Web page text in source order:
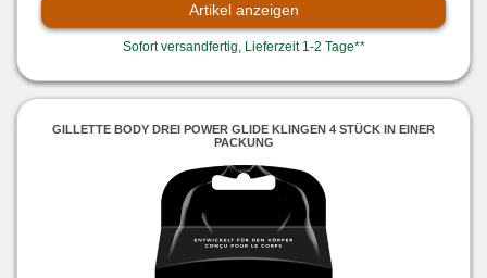
Artikel anzeigen
Sofort versandfertig, Lieferzeit 1-2 Tage**
GILLETTE BODY DREI POWER GLIDE KLINGEN 4 STÜCK IN EINER
PACKUNG